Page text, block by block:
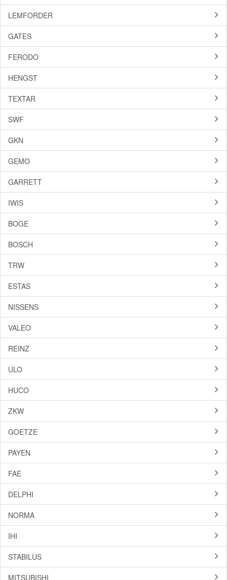
LEMFORDER
GATES
FERODO
HENGST
TEXTAR
SWF
GKN
GEMO
GARRETT
IWIS
BOGE
BOSCH
TRW
ESTAS
NISSENS
VALEO
REINZ
ULO
HUCO
ZKW
GOETZE
PAYEN
FAE
DELPHI
NORMA
IHI
STABILUS
MITSUBISHI